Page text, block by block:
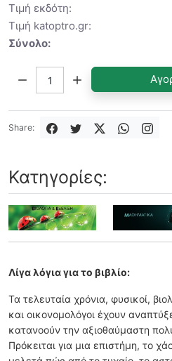
Τιμή εκδότη:
Τιμή katoptro.gr:
Σύνολο:
Share:
Κατηγορίες:
Λίγα λόγια για το βιβλίο:
Τα τελευταία χρόνια, φυσικοί,
και οικονομολόγοι έχουν
κατανοούν την αξιοθαύμαστη
Πρόκειται για μια επιστήμη, το